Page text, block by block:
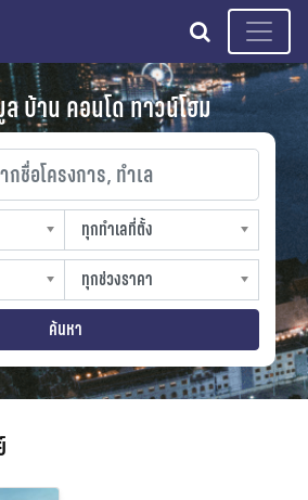
search
บ้าน คอนโด ทาวน์โฮม
ครงการ, ทำเล
ทุกทำเลที่ตั้ง
slocation
ทุกช่วงราคา
sprice
ค้นหา